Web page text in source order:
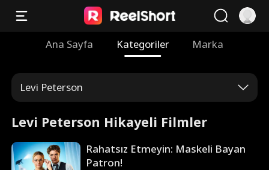
Ana Sayfa Kategoriler Marka
Levi Peterson
Levi Peterson Hikayeli Filmler
Rahatsız Etmeyin: Maskeli Bayan
Patron!